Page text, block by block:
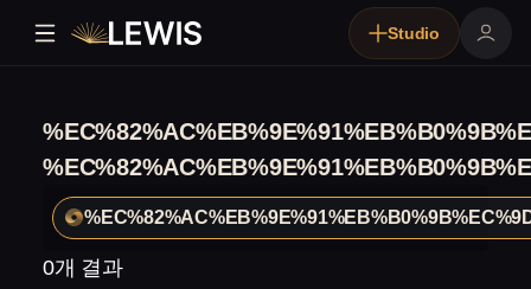
Studio
0개 결과